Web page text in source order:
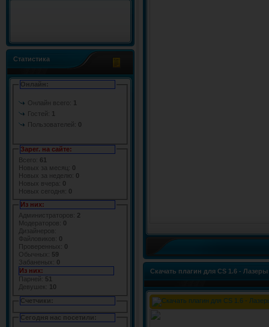
Статистика
Онлайн:
Онлайн всего: 1
Гостей: 1
Пользователей: 0
Зарег. на сайте:
Всего: 61
Новых за месяц: 0
Новых за неделю: 0
Новых вчера: 0
Новых сегодня: 0
Из них:
Администраторов: 2
Модераторов: 0
Дизайнеров:
Файловиков: 0
Проверенных: 0
Обычных: 59
Забаненых: 0
Из них:
Парней: 51
Девушек:
10
Счетчики:
Сегодня нас посетили:
Скачать плагин для CS 1.6 -